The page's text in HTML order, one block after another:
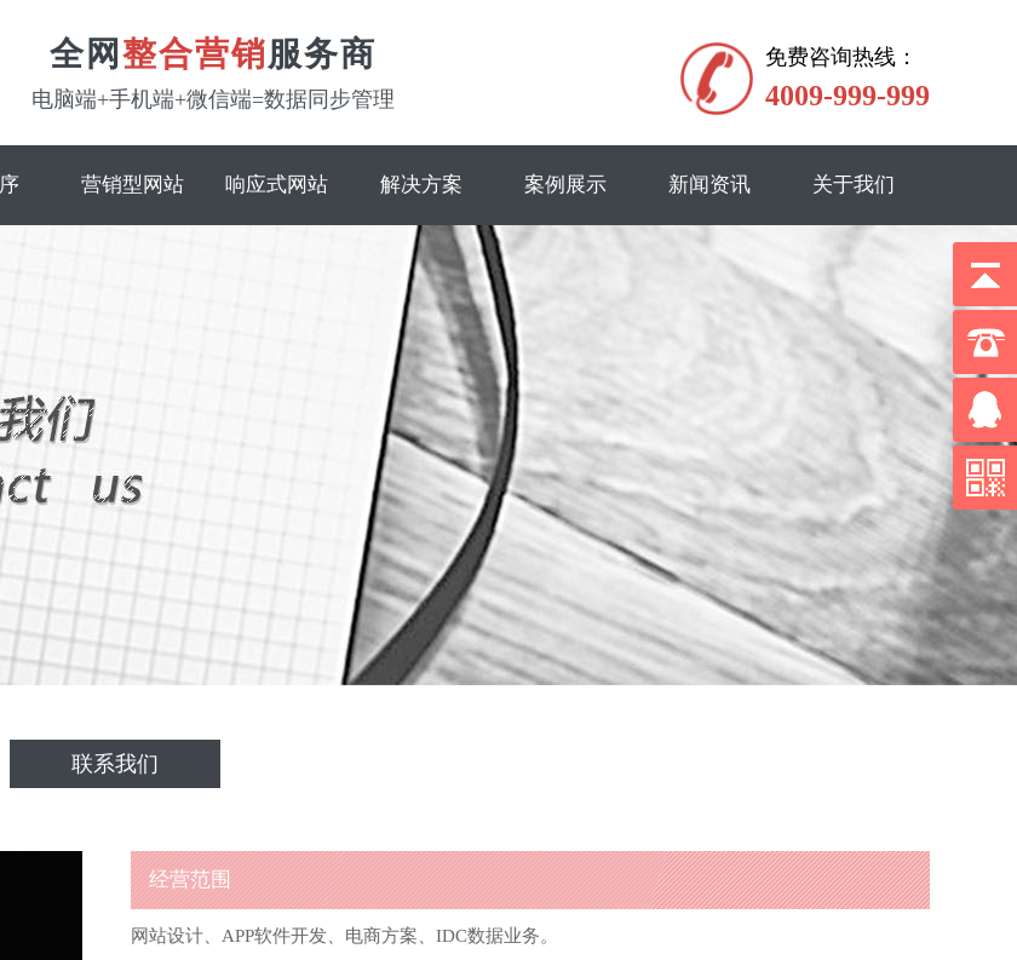
全网 整合营销服务商
电脑端+手机端+微信端=数据同步管理
免费咨询热线：
4009-999-999
营销型网站 响应式网站 解决方案 案例展示 新闻资讯 关于我们
联系我们
经营范围
网站设计、APP软件开发、电商方案、IDC数据业务。